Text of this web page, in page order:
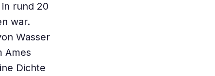
rund 20
war.
Wasser
Ames
Dichte